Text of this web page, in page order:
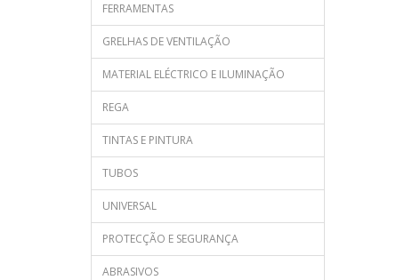
FERRAMENTAS
GRELHAS DE VENTILAÇÃO
MATERIAL ELÉCTRICO E ILUMINAÇÃO
REGA
TINTAS E PINTURA
TUBOS
UNIVERSAL
PROTECÇÃO E SEGURANÇA
ABRASIVOS